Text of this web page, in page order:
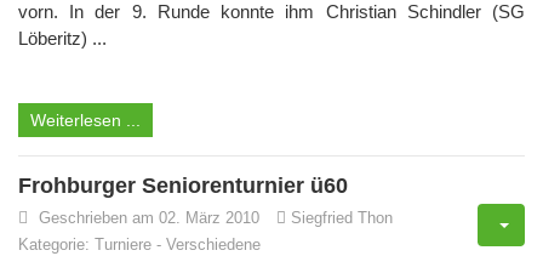
vorn. In der 9. Runde konnte ihm Christian Schindler (SG
Löberitz) ...
Weiterlesen ...
Frohburger Seniorenturnier ü60
Geschrieben am 02. März 2010
Siegfried Thon
Kategorie: Turniere - Verschiedene